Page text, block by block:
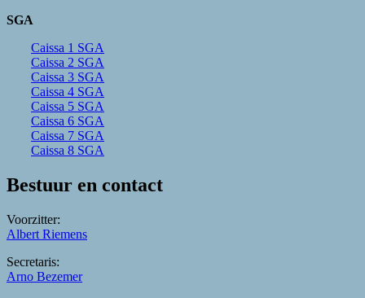
SGA
Caissa 1 SGA
Caissa 2 SGA
Caissa 3 SGA
Caissa 4 SGA
Caissa 5 SGA
Caissa 6 SGA
Caissa 7 SGA
Caissa 8 SGA
Bestuur en contact
Voorzitter:
Albert Riemens
Secretaris:
Arno Bezemer